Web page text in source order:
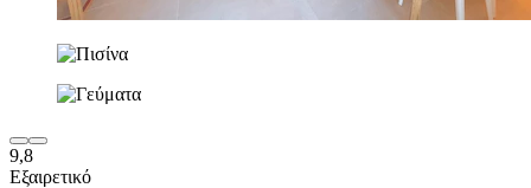
9,8
Εξαιρετικό